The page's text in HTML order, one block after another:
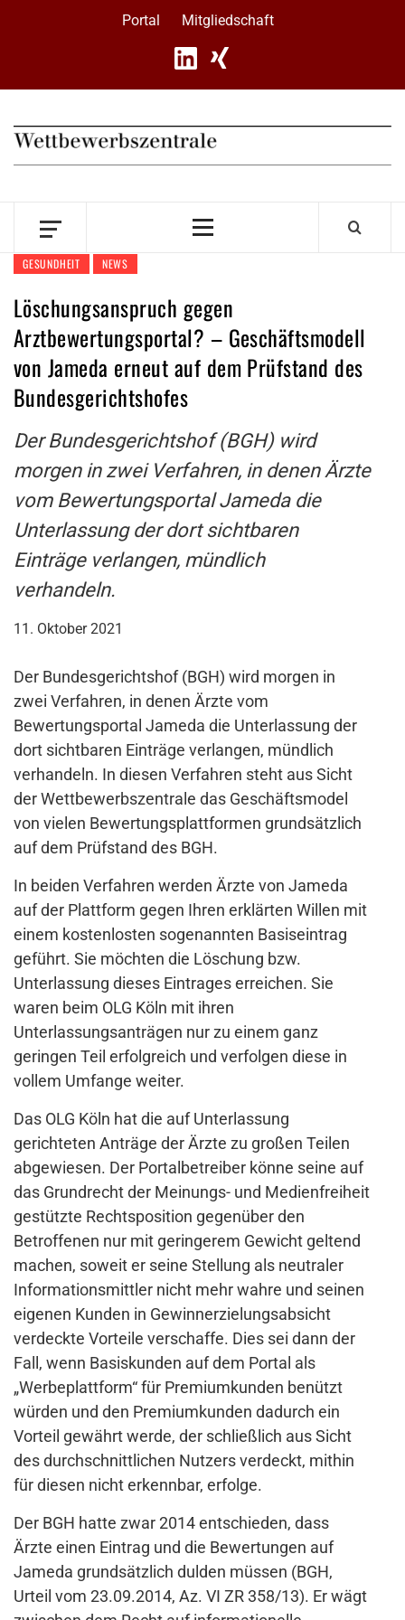
Portal Mitgliedschaft
Primary
GESUNDHEIT NEWS
Löschungsanspruch gegen
Arztbewertungsportal? – Geschäftsmodell
von Jameda erneut auf dem Prüfstand des
Bundesgerichtshofes
Der Bundesgerichtshof (BGH) wird
morgen in zwei Verfahren, in denen Ärzte
vom Bewertungsportal Jameda die
Unterlassung der dort sichtbaren
Einträge verlangen, mündlich
verhandeln.
11. Oktober 2021
Der Bundesgerichtshof (BGH) wird morgen in
zwei Verfahren, in denen Ärzte vom
Bewertungsportal Jameda die Unterlassung der
dort sichtbaren Einträge verlangen, mündlich
verhandeln. In diesen Verfahren steht aus Sicht
der Wettbewerbszentrale das Geschäftsmodel
von vielen Bewertungsplattformen grundsätzlich
auf dem Prüfstand des BGH.
In beiden Verfahren werden Ärzte von Jameda
auf der Plattform gegen Ihren erklärten Willen mit
einem kostenlosten sogenannten Basiseintrag
geführt. Sie möchten die Löschung bzw.
Unterlassung dieses Eintrages erreichen. Sie
waren beim OLG Köln mit ihren
Unterlassungsanträgen nur zu einem ganz
geringen Teil erfolgreich und verfolgen diese in
vollem Umfange weiter.
Das OLG Köln hat die auf Unterlassung
gerichteten Anträge der Ärzte zu großen Teilen
abgewiesen. Der Portalbetreiber könne seine auf
das Grundrecht der Meinungs- und Medienfreiheit
gestützte Rechtsposition gegenüber den
Betroffenen nur mit geringerem Gewicht geltend
machen, soweit er seine Stellung als neutraler
Informationsmittler nicht mehr wahre und seinen
eigenen Kunden in Gewinnerzielungsabsicht
verdeckte Vorteile verschaffe. Dies sei dann der
Fall, wenn Basiskunden auf dem Portal als
„Werbeplattform“ für Premiumkunden benützt
würden und den Premiumkunden dadurch ein
Vorteil gewährt werde, der schließlich aus Sicht
des durchschnittlichen Nutzers verdeckt, mithin
für diesen nicht erkennbar, erfolge.
Der BGH hatte zwar 2014 entschieden, dass
Ärzte einen Eintrag und die Bewertungen auf
Jameda grundsätzlich dulden müssen (BGH,
Urteil vom 23.09.2014, Az. VI ZR 358/13). Er wägt